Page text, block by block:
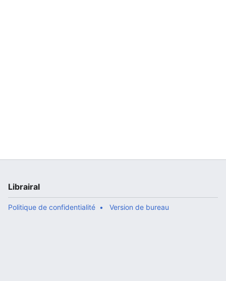
Librairal
Politique de confidentialité Version de bureau